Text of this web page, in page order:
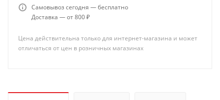
Самовывоз сегодня — бесплатно
Доставка — от 800 ₽
Цена действительна только для интернет-магазина и может
отличаться от цен в розничных магазинах